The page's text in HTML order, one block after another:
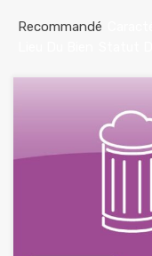
Recommandé